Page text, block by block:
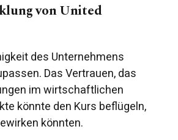
von United
des Unternehmens
Das Vertrauen, das
im wirtschaftlichen
könnte den Kurs beflügeln,
könnten.